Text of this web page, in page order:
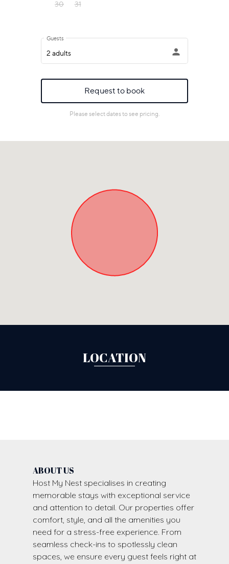
LOCATION
ABOUT US
Host My Nest specialises in creating
memorable stays with exceptional service
and attention to detail. Our properties offer
comfort, style, and all the amenities you
need for a stress-free experience. From
seamless check-ins to spotlessly clean
spaces, we ensure every guest feels right at